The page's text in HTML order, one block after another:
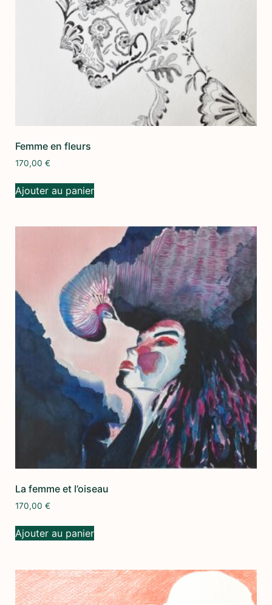
Femme en fleurs
170,00 €
Ajouter au panier
La femme et l’oiseau
170,00 €
Ajouter au panier